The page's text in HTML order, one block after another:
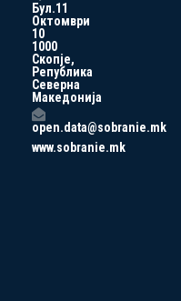
Бул.11
Октомври
10
1000
Скопје,
Република
Северна
Македонија
open.data@sobranie.mk
www.sobranie.mk